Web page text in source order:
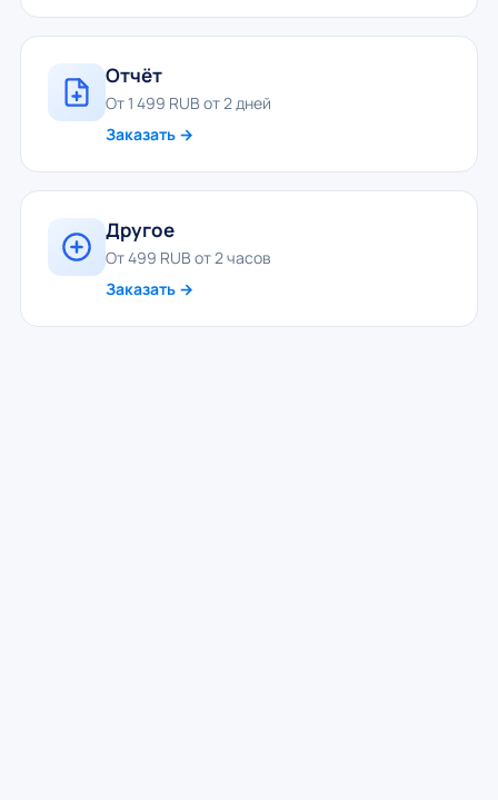
Отчёт
От 1 499 RUB от 2 дней
Заказать →
Другое
От 499 RUB от 2 часов
Заказать →